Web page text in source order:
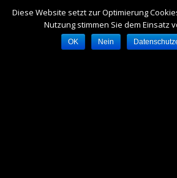
Diese Website setzt zur Optimierung
Nutzung stimmen Sie dem Einsatz
OK Nein